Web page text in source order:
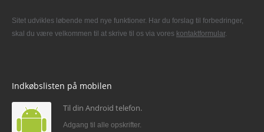
Sitet udvikles løbende med nye funktioner. Har du forslag til forbedringer,
skal du være velkommen til at skrive til os via vores kontaktformular.
Indkøbslisten på mobilen
Til din Android telefon.
Adgang til alle opskrifter.